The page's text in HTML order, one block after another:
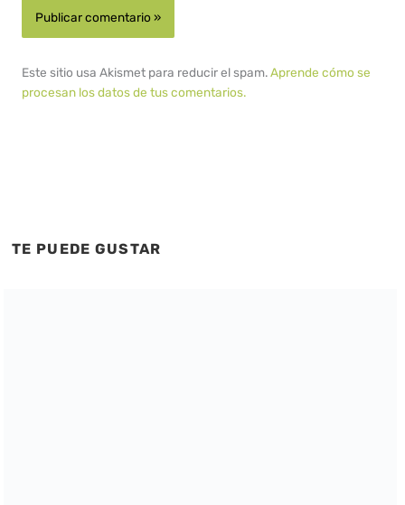
Este sitio usa Akismet para reducir el spam.Aprende cómo se
procesan los datos de tus comentarios.
TE PUEDE GUSTAR